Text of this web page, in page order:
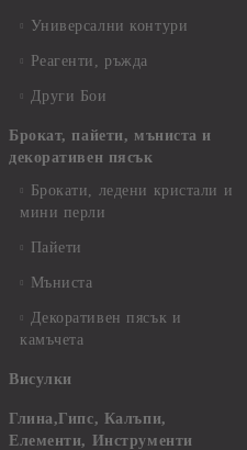
Универсални контури
Реагенти, ръжда
Други Бои
Брокат, пайети, мъниста и
декоративен пясък
Брокати, ледени кристали и
мини перли
Пайети
Мъниста
Декоративен пясък и
камъчета
Висулки
Глина,Гипс, Калъпи,
Елементи, Инструменти